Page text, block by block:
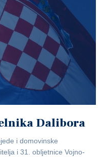
Dalibora
i domovinske
i 31. obljetnice Vojno-